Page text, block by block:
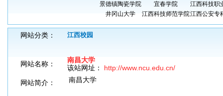
景德镇陶瓷学院
宜春学院
江西科技职
井冈山大学
江西科技师范学院江西公安专
网站分类： 江西校园
网站名称：
南昌大学
该站网址： http://www.ncu.edu.cn/
网站简介：
南昌大学